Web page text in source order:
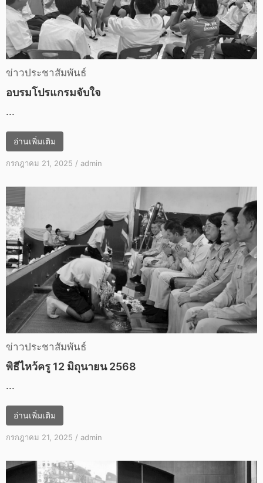
ข่าวประชาสัมพันธ์
อบรมโปรแกรมจับใจ
...
อ่านเพิ่มเติม
กรกฎาคม 21, 2025 / admin
ข่าวประชาสัมพันธ์
พิธีไหว้ครู 12 มิถุนายน 2568
...
อ่านเพิ่มเติม
กรกฎาคม 21, 2025 / admin